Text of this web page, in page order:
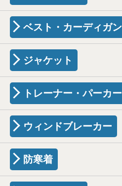
ベスト・カーディガン
ジャケット
トレーナー・パーカー
ウィンドブレーカー
防寒着